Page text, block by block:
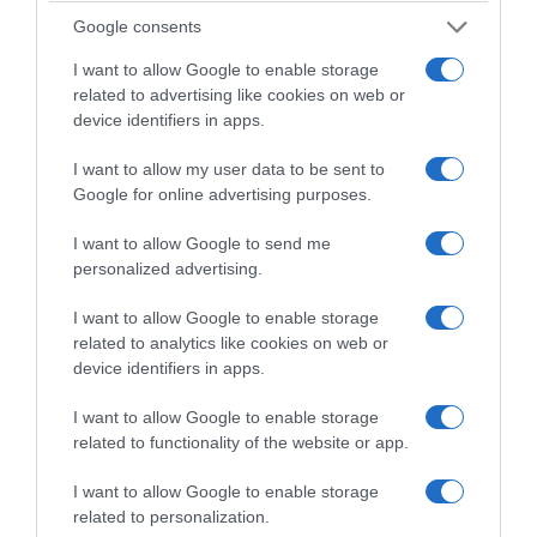
Google consents
I want to allow Google to enable storage
related to advertising like cookies on web or
device identifiers in apps.
I want to allow my user data to be sent to
Google for online advertising purposes.
I want to allow Google to send me
personalized advertising.
I want to allow Google to enable storage
related to analytics like cookies on web or
device identifiers in apps.
I want to allow Google to enable storage
related to functionality of the website or app.
I want to allow Google to enable storage
related to personalization.
ενεργειακές υποδομές, όλες οι
εγκαταστάσεις πετρελαίου και φυσικού
αερίου που συνδέονται με το Ισραήλ, τις
Ηνωμένες Πολιτείες και τους συμμάχους
περιφερειακών ενεργειακών
εγκαταστάσεων- θα γίνουν στόχος των
ιρανικών ενόπλων δυνάμεων.
»Οι πετρελαϊκές εταιρείες και τα περιουσιακά
στοιχεία του ενεργειακού τομέα στην περιοχή
με αμερικανική ή ισραηλινή ιδιοκτησία
θεωρούνται νόμιμοι στόχοι από το Ιράν».
Νέος γύρος επιθέσεων του Ισραήλ
στο Ιράν – Ισχυρή έκρηξη στην